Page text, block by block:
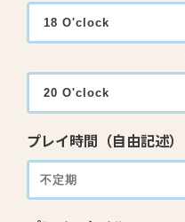
プレイ時間（自由記述）